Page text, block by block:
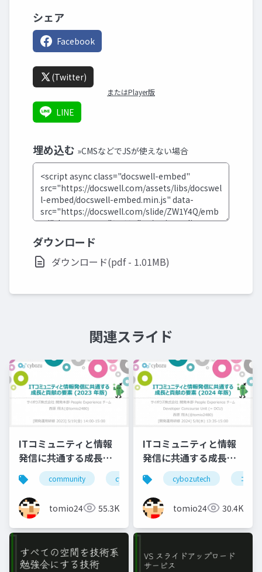
シェア
Facebook
(Twitter)
またはPlayer版
LINE
埋め込む »CMSなどでJSが使えない場合
ダウンロード
ダウンロード(pdf - 1.01MB)
関連スライド
ITコミュニティと情報
発信に共通する成長と
貢献の要素(2023年版)
community cybozutech コミュニティ
tomio2480 55.3K
ITコミュニティと情報
発信に共通する成長と
貢献の要素(2024年版)
cybozutech コミ
tomio2480 30.4K